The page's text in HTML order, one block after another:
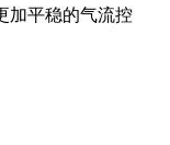
加平稳的气流控